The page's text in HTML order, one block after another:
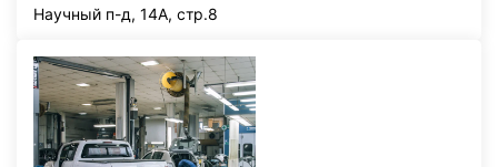
Научный п-д, 14А, стр.8